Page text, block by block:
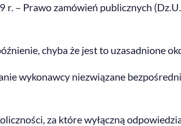
– Prawo zamówień publicznych
chyba że jest to uzasadnione
wykonawcy niezwiązane
za które wyłączną